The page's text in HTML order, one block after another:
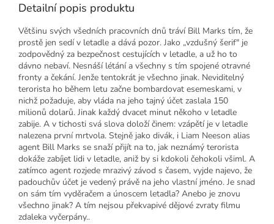
Detailní popis produktu
Většinu svých všedních pracovních dnů tráví Bill Marks tím, že
prostě jen sedí v letadle a dává pozor. Jako „vzdušný šerif" je
zodpovědný za bezpečnost cestujících v letadle, a už ho to
dávno nebaví. Nesnáší létání a všechny s tím spojené otravné
fronty a čekání. Jenže tentokrát je všechno jinak. Neviditelný
terorista ho během letu začne bombardovat esemeskami, v
nichž požaduje, aby vláda na jeho tajný účet zaslala 150
milionů dolarů. Jinak každý dvacet minut někoho v letadle
zabije. A v tichosti svá slova doloží činem: vzápětí je v letadle
nalezena první mrtvola. Stejně jako divák, i Liam Neeson alias
agent Bill Marks se snaží přijít na to, jak neznámý terorista
dokáže zabíjet lidi v letadle, aniž by si kdokoli čehokoli všiml. A
zatímco agent rozjede mrazivý závod s časem, vyjde najevo, že
padouchův účet je vedený právě na jeho vlastní jméno. Je snad
on sám tím vyděračem a únoscem letadla? Anebo je znovu
všechno jinak? A tím nejsou překvapivé dějové zvraty filmu
zdaleka vyčerpány..